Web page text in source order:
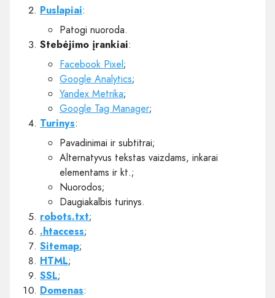
Puslapiai:
Patogi nuoroda.
Stebėjimo įrankiai:
Facebook Pixel;
Google Analytics;
Yandex Metrika;
Google Tag Manager;
Turinys:
Pavadinimai ir subtitrai;
Alternatyvus tekstas vaizdams, inkarai
elementams ir kt.;
Nuorodos;
Daugiakalbis turinys.
robots.txt;
.htaccess;
Sitemap;
HTML;
SSL;
Domenas: